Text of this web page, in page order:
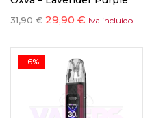
31,90€ 29,90 € Iva incluido
-6%